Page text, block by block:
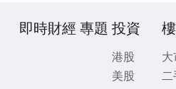
即時財經 專題 投資
港股
美股
大